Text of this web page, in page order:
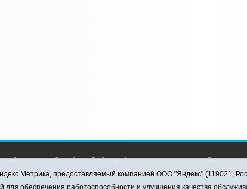
«Аромашево Онлайн» - События Аромашевского
16 лет. Все права защищены © При использовании
службой
предоставляемый компанией ООО "Яндекс" (119021,
для обеспечения работоспособности и улучшения качества